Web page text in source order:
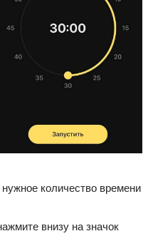
количество времени
внизу на значок